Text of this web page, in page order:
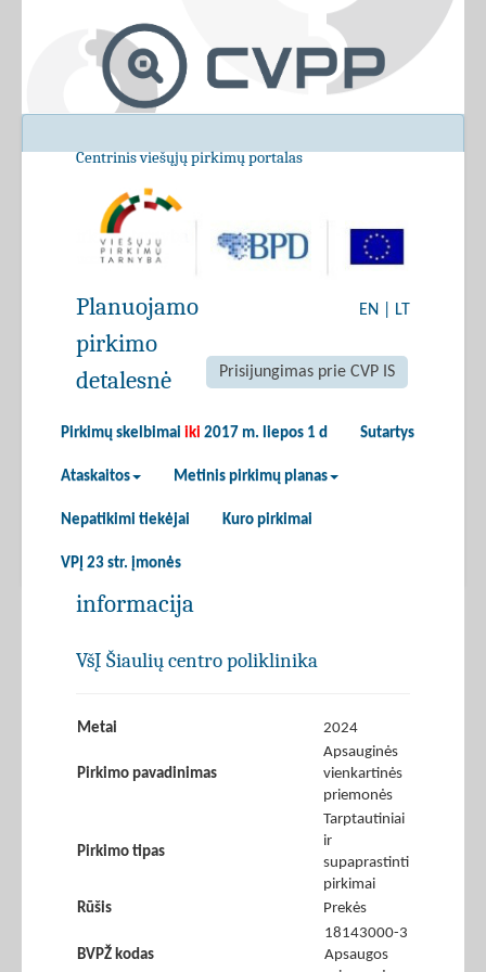
Centrinis viešųjų pirkimų portalas
EN LT
Prisijungimas prie CVP IS
Pirkimų skelbimai iki 2017 m. liepos 1 d Sutartys
Ataskaitos Metinis pirkimų planas
Nepatikimi tiekėjai Kuro pirkimai
VPĮ 23 str. įmonės
Planuojamo
pirkimo
detalesnė
informacija
VšĮ Šiaulių centro poliklinika
Metai 2024
Pirkimo pavadinimas
Apsauginės
vienkartinės
priemonės
Pirkimo tipas
Tarptautiniai
ir
supaprastinti
pirkimai
Rūšis
Prekės
BVPŽ kodas
18143000-3
Apsaugos